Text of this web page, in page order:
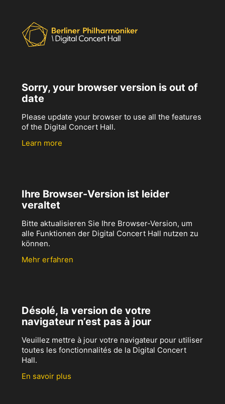
Sorry, your browser version is out of
date
Please update your browser to use all the features
of the Digital Concert Hall.
Learn more
Ihre Browser-Version ist leider
veraltet
Bitte aktualisieren Sie Ihre Browser-Version, um
alle Funktionen der Digital Concert Hall nutzen zu
können.
Mehr erfahren
Désolé, la version de votre
navigateur n’est pas à jour
Veuillez mettre à jour votre navigateur pour utiliser
toutes les fonctionnalités de la Digital Concert
Hall.
En savoir plus